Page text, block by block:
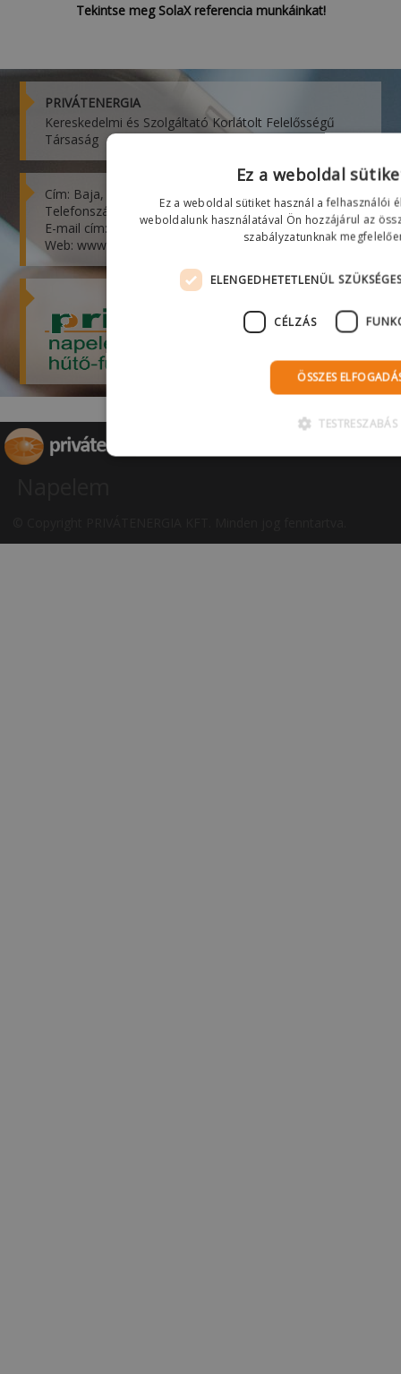
Tekintse meg SolaX referencia munkáinkat!
PRIVÁTENERGIA
Kereskedelmi és Szolgáltató Korlátolt Felelősségű
Társaság
Cím: Baja, Jelky András tér 9. 6500
Telefonszám: (30) 456 6460
E-mail cím: info@privatenergia.hu
Web: www.privatenergia.hu
Ez a weboldal
Ez a weboldal sütiket használ a felhasználói
weboldalunk használatával Ön hozzájárul az
szabályzatunknak
ELENGEDHETETLENÜL
CÉLZÁS
ÖSSZES
TESTRESZABÁS